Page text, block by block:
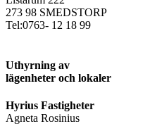
273 98 SMEDSTORP
Tel:0763- 12 18 99
Uthyrning av
lägenheter och lokaler
Hyrius Fastigheter
Agneta Rosinius